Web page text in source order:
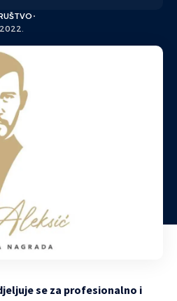
se za profesionalno i